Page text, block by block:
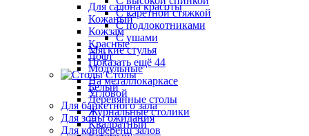
С каретной стяжкой
С подлокотниками
С ушами
Мягкие стулья
Показать ещё 44
Столы
Белый
Деревянные столы
Журнальные столики
Квадратный
Для салона красоты
Кожаный
Кожзам
Красные
Лофт
Модульные
На металлокаркасе
Угловой
Для банкетного зала
Для зоны ожидания
Для конференц залов